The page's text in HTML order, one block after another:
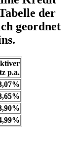
der
geordnet
p.a.